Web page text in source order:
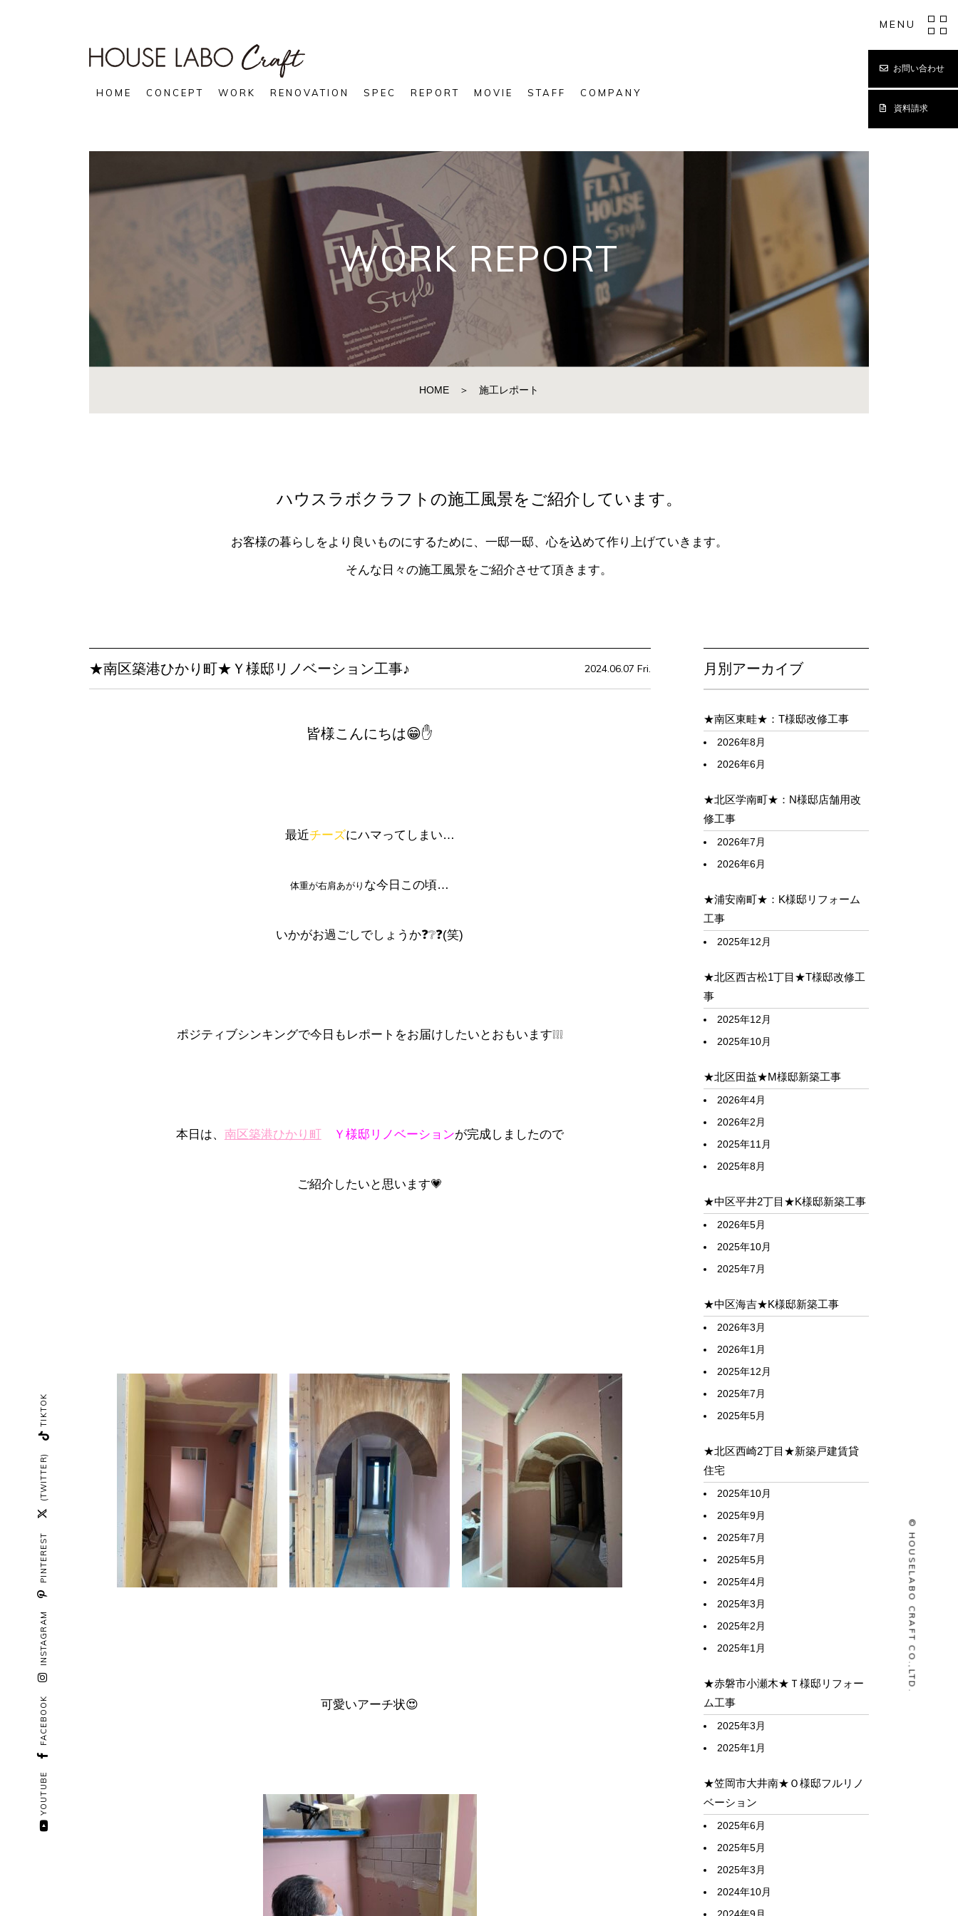
HOME CONCEPT WORK RENOVATION SPEC REPORT MOVIE STAFF COMPANY
MENU
お問い合わせ
資料請求
WORK REPORT
HOME ＞ 施工レポート
ハウスラボクラフトの施工風景をご紹介しています。
お客様の暮らしをより良いものにするために、一邸一邸、心を込めて作り上げていきます。
そんな日々の施工風景をご紹介させて頂きます。
★南区築港ひかり町★Ｙ様邸リノベーション工事♪ 2024.06.07 Fri.
皆様こんにちは😁✋
最近チーズにハマってしまい…
体重が右肩あがり な今日この頃…
いかがお過ごしでしょうか❓❔❓(笑)
ポジティブシンキングで今日もレポートをお届けしたいとおもいます❕❕❕
本日は、 南区築港ひかり町 Ｙ様邸リノベーションが完成しましたので
ご紹介したいと思います💗
可愛いアーチ状😍
月別アーカイブ
★南区東畦★：T様邸改修工事
2026年8月
2026年6月
★北区学南町★：N様邸店舗用改
修工事
2026年7月
2026年6月
★浦安南町★：K様邸リフォーム
工事
2025年12月
★北区西古松1丁目★T様邸改修工
事
2025年12月
2025年10月
★北区田益★M様邸新築工事
2026年4月
2026年2月
2025年11月
2025年8月
★中区平井2丁目★K様邸新築工事
2026年5月
2025年10月
2025年7月
★中区海吉★K様邸新築工事
2026年3月
2026年1月
2025年12月
2025年7月
2025年5月
★北区西崎2丁目★新築戸建賃貸
住宅
2025年10月
2025年9月
2025年7月
2025年5月
2025年4月
2025年3月
2025年2月
2025年1月
★赤磐市小瀬木★Ｔ様邸リフォー
ム工事
2025年3月
2025年1月
★笠岡市大井南★Ｏ様邸フルリノ
ベーション
2025年6月
2025年5月
2025年3月
2024年10月
YOUTUBE
FACEBOOK
INSTAGRAM
PINTEREST
(TWITTER)
TIKTOK
© HOUSELABO CRAFT CO.,LTD.